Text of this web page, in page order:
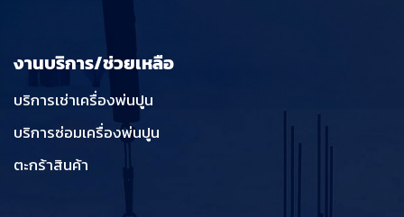
งานบริการ/ช่วยเหลือ
บริการเช่าเครื่องพ่นปูน
บริการซ่อมเครื่องพ่นปูน
ตะกร้าสินค้า